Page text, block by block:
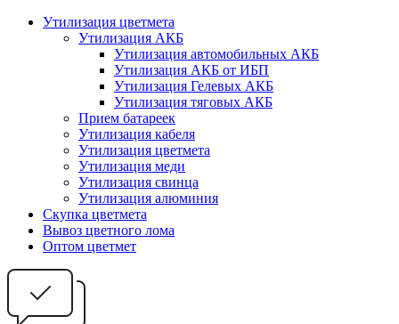
Утилизация цветмета
Утилизация АКБ
Утилизация автомобильных АКБ
Утилизация АКБ от ИБП
Утилизация Гелевых АКБ
Утилизация тяговых АКБ
Прием батареек
Утилизация кабеля
Утилизация цветмета
Утилизация меди
Утилизация свинца
Утилизация алюминия
Скупка цветмета
Вывоз цветного лома
Оптом цветмет